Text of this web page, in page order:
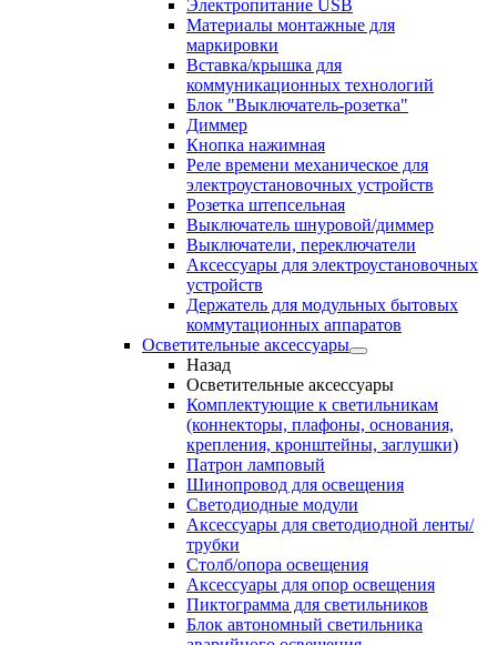
Электропитание USB
Материалы монтажные для
маркировки
Вставка/крышка для
коммуникационных технологий
Блок "Выключатель-розетка"
Диммер
Кнопка нажимная
Реле времени механическое для
электроустановочных устройств
Розетка штепсельная
Выключатель шнуровой/диммер
Выключатели, переключатели
Аксессуары для электроустановочных
устройств
Держатель для модульных бытовых
коммутационных аппаратов
Осветительные аксессуары
Назад
Осветительные аксессуары
Комплектующие к светильникам
(коннекторы, плафоны, основания,
крепления, кронштейны, заглушки)
Патрон ламповый
Шинопровод для освещения
Светодиодные модули
Аксессуары для светодиодной ленты/
трубки
Столб/опора освещения
Аксессуары для опор освещения
Пиктограмма для светильников
Блок автономный светильника